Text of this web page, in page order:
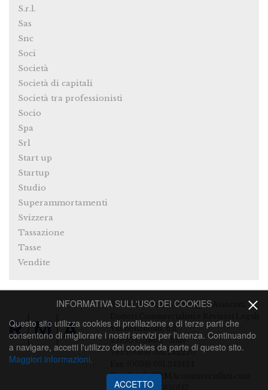
S.r.l.
Sas
Snc
Soci
Società
Società di capitali
Società tra professionisti
Socio
Spa
Srl
Start up
Startup
Studio
Superammortamenti
Svizzera
Tassazione
Tasse
Vendite
Studio Rezzonico Malagoli Associati
Via Bonanomi, n.3,
22100 COMO - Italy
Tel: (0039) 031.242220
Email:info@RMAcommercialisti.com
P.Iva: IT 03169150137
INFORMATIVA SULL'USO DEI COOKIES
Questo sito utilizza cookies di profilazione e di terze parti che
consentono di migliorare i nostri servizi per l'utenza. Continuando
a navigare, accetti l'utilizzo dei cookies da parte di questo sito.
Maggiori informazioni.
ACCETTO